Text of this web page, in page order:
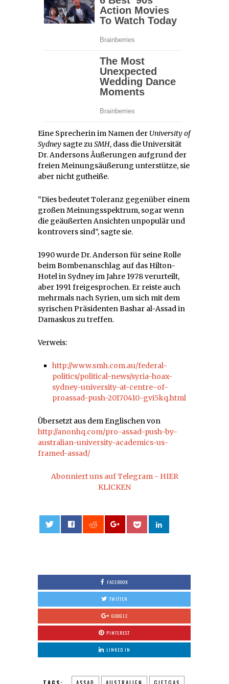
Eine Sprecherin im Namen der University of
Sydney sagte zuSMH, dass die Universität
Dr. Andersons Äußerungen aufgrund der
freien Meinungsäußerung unterstütze, sie
aber nicht gutheiße.
“Dies bedeutet Toleranz gegenüber einem
großen Meinungsspektrum, sogar wenn
die geäußerten Ansichten unpopulär und
kontrovers sind”, sagte sie.
1990 wurde Dr. Anderson für seine Rolle
beim Bombenanschlag auf das Hilton-
Hotel in Sydney im Jahre 1978 verurteilt,
aber 1991 freigesprochen. Er reiste auch
mehrmals nach Syrien, um sich mit dem
syrischen Präsidenten Bashar al-Assad in
Damaskus zu treffen.
Verweis:
http://www.smh.com.au/federal-
politics/political-news/syria-hoax-
sydney-university-at-centre-of-
proassad-push-20170410-gvi5kq.html
Übersetzt aus dem Englischen von
http://anonhq.com/pro-assad-push-by-
australian-university-academics-us-
framed-assad/
Abonniert uns auf Telegram - HIER
KLICKEN
FACEBOOK
TWITTER
GOOGLE
PINTEREST
LINKED IN